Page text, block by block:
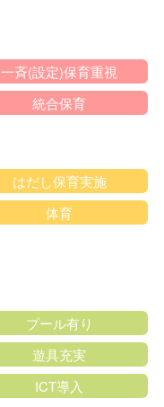
一斉(設定)保育重視
統合保育
はだし保育実施
体育
プール有り
遊具充実
ICT導入